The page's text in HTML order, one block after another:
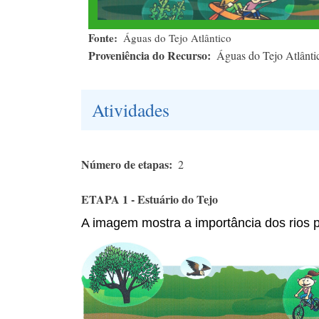
Fonte Águas do Tejo Atlântico
Proveniência do Recurso Águas do Tejo
Atividades
Número de etapas 2
ETAPA 1 - Estuário do Tejo